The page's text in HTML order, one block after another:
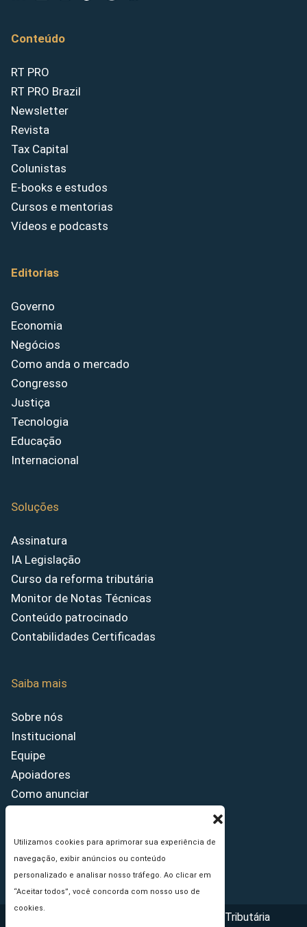
Utilizamos cookies para aprimorar sua experiência de
navegação, exibir anúncios ou conteúdo
personalizado e analisar nosso tráfego. Ao clicar em
“Aceitar todos”, você concorda com nosso uso de
cookies.
Conteúdo
RT PRO
RT PRO Brazil
Newsletter
Revista
Tax Capital
Colunistas
E-books e estudos
Cursos e mentorias
Vídeos e podcasts
Editorias
Governo
Economia
Negócios
Como anda o mercado
Congresso
Justiça
Tecnologia
Educação
Internacional
Soluções
Assinatura
IA Legislação
Curso da reforma tributária
Monitor de Notas Técnicas
Conteúdo patrocinado
Contabilidades Certificadas
Saiba mais
Sobre nós
Institucional
Equipe
Apoiadores
Como anunciar
Princípios Editoriais
Copyright © 2026 - Portal da Reforma Tributária